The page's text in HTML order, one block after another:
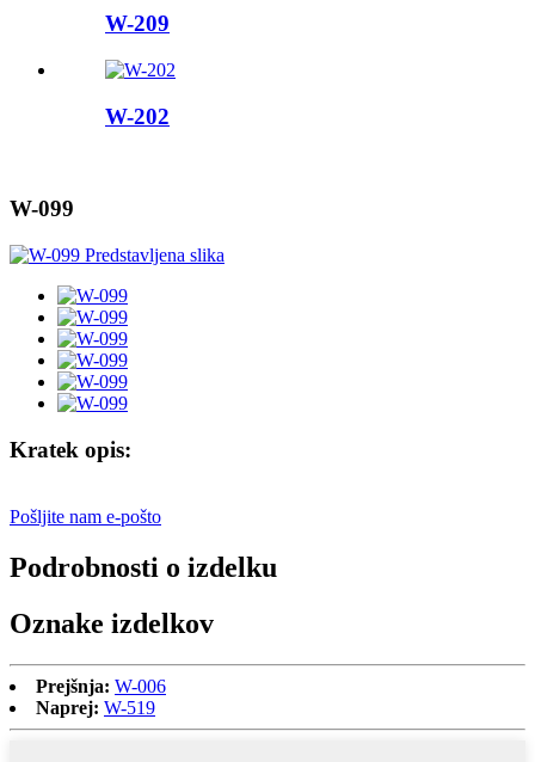
W-209
W-202
W-099
Kratek opis:
Pošljite nam e-pošto
Podrobnosti o izdelku
Oznake izdelkov
Prejšnja: W-006
Naprej: W-519